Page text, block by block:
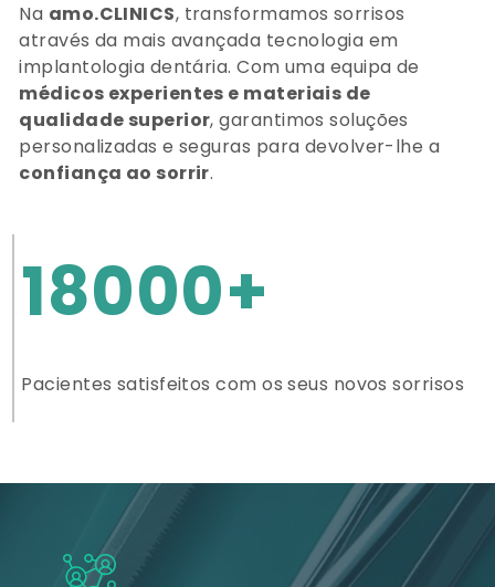
Na amo.CLINICS, transformamos sorrisos
através da mais avançada tecnologia em
implantologia dentária. Com uma equipa de
médicos experientes e materiais de
qualidade superior, garantimos soluções
personalizadas e seguras para devolver-lhe a
confiança ao sorrir.
18000+
Pacientes satisfeitos com os seus novos sorrisos